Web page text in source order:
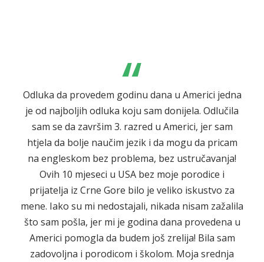
“
Odluka da provedem godinu dana u Americi jedna
je od najboljih odluka koju sam donijela. Odlučila
sam se da završim 3. razred u Americi, jer sam
htjela da bolje naučim jezik i da mogu da pricam
na engleskom bez problema, bez ustručavanja!
Ovih 10 mjeseci u USA bez moje porodice i
prijatelja iz Crne Gore bilo je veliko iskustvo za
mene. Iako su mi nedostajali, nikada nisam zažalila
što sam pošla, jer mi je godina dana provedena u
Americi pomogla da budem još zrelija! Bila sam
zadovoljna i porodicom i školom. Moja srednja